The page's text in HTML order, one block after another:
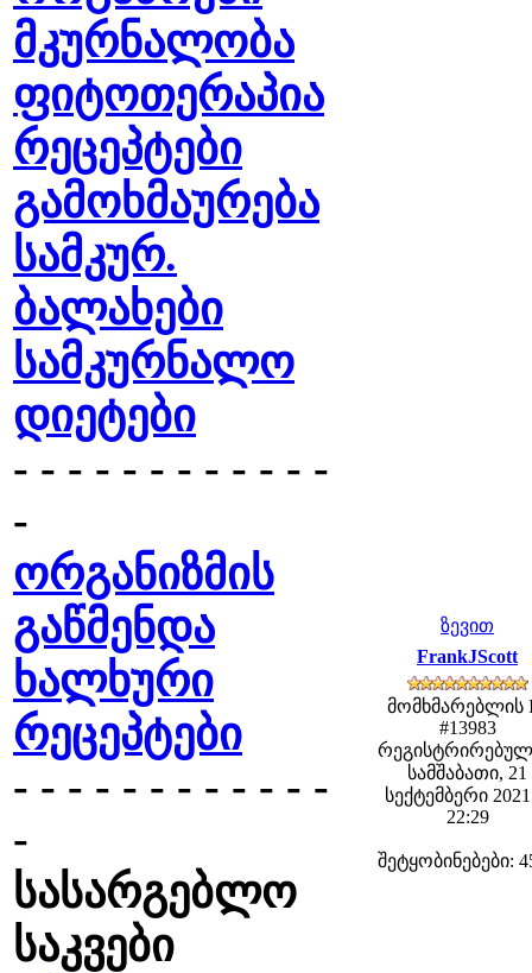
მკურნალობა
ფიტოთერაპია
რეცეპტები
გამოხმაურება
სამკურ.
ბალახები
სამკურნალო
დიეტები
- - - - - - - - - - - -
-
ორგანიზმის
გაწმენდა
ხალხური
რეცეპტები
- - - - - - - - - - - -
-
სასარგებლო
საკვები
ზევით
FrankJScott
მომხმარებლის
#13983
სამშაბათი, 21
სექტემბერი
22:29
შეტყობინებები: